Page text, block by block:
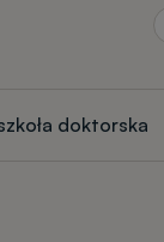
doktorska